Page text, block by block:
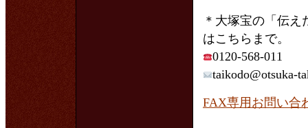
＊大塚宝の「伝
はこちらまで。
0120-568-011
taikodo@otsuka-
FAX専用お問い合